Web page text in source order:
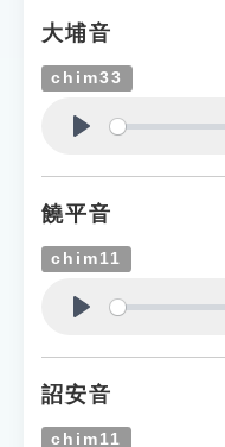
大埔音
chim33
饒平音
chim11
詔安音
chim11